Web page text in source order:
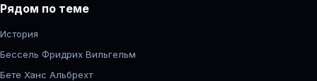
Рядом по теме
История
Бессель Фридрих Вильгельм
Бете Ханс Альбрехт